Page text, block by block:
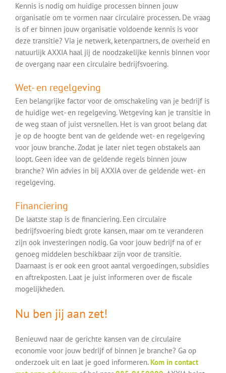
Kennis is nodig om huidige processen binnen jouw
organisatie om te vormen naar circulaire processen. De vraag
is of er binnen jouw organisatie voldoende kennis is voor
deze transitie? Via je netwerk, ketenpartners, de overheid en
natuurlijk AXXIA haal jij de noodzakelijke kennis binnen voor
de overgang naar een circulaire bedrijfsvoering.
Wet- en regelgeving
Een belangrijke factor voor de omschakeling van je bedrijf is
de huidige wet- en regelgeving. Wetgeving kan je transitie in
de weg staan of juist versnellen. Het is van groot belang dat
je op de hoogte bent van de geldende wet- en regelgeving
voor jouw branche. Zodat je later niet tegen obstakels aan
loopt. Geen idee van de geldende regels binnen jouw
branche? Win advies in bij AXXIA over de geldende wet- en
regelgeving.
Financiering
De laatste stap is de financiering. Een circulaire
bedrijfsvoering biedt grote kansen, maar om te veranderen
zijn ook investeringen nodig. Ga voor jouw bedrijf na of er
genoeg middelen beschikbaar zijn voor de transitie.
Daarnaast is er ook een groot aantal vergoedingen, subsidies
en aftrekposten. Laat je juist informeren over de fiscale
mogelijkheden.
Nu ben jij aan zet!
Benieuwd naar de gerichte kansen van de circulaire
economie voor jouw bedrijf of binnen je branche? Ga op
onderzoek uit en laat je goed informeren. Kom in contact